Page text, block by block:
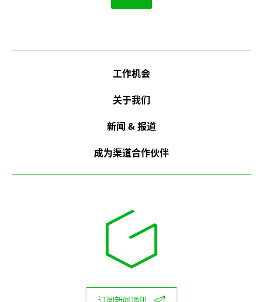
工作机会
关于我们
新闻 & 报道
成为渠道合作伙伴